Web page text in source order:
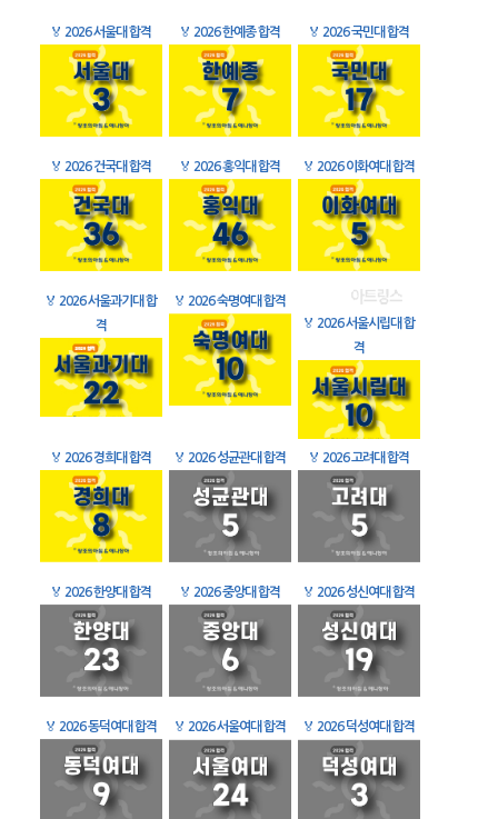
🏅 2026 서울대 합격 🏅 2026 한예종 합격 🏅 2026 국민대 합격
🏅 2026 건국대 합격 🏅 2026 홍익대 합격 🏅 2026 이화여대 합격
🏅 2026 서울과기대 합
격
🏅 2026 숙명여대 합격
🏅 2026 서울시립대 합
격
🏅 2026 경희대 합격 🏅 2026 성균관대 합격 🏅 2026 고려대 합격
🏅 2026 한양대 합격 🏅 2026 중앙대 합격 🏅 2026 성신여대 합격
🏅 2026 동덕여대 합격 🏅 2026 서울여대 합격 🏅 2026 덕성여대 합격